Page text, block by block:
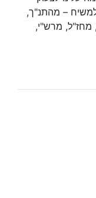
– מהתנ"ך,
מחז"ל, מרש"י,